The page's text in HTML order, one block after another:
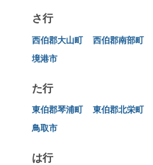
さ行
西伯郡大山町 西伯郡南部町
境港市
た行
東伯郡琴浦町 東伯郡北栄町
鳥取市
は行